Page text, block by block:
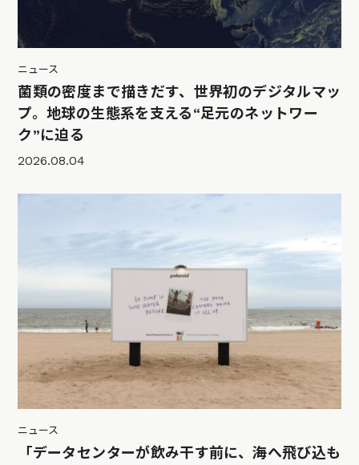
ニュース
菌類の密度まで描きだす、世界初のデジタルマッ
プ。地球の生態系を支える“足元のネットワー
ク”に迫る
2026.08.04
ニュース
「データセンターが飲み干す前に、海へ飛び込も